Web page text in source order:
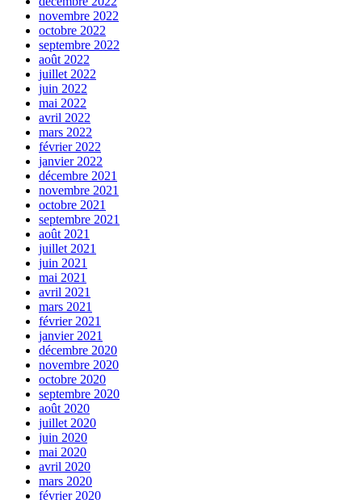
novembre 2022
octobre 2022
septembre 2022
août 2022
juillet 2022
juin 2022
mai 2022
avril 2022
mars 2022
février 2022
janvier 2022
décembre 2021
novembre 2021
octobre 2021
septembre 2021
août 2021
juillet 2021
juin 2021
mai 2021
avril 2021
mars 2021
février 2021
janvier 2021
décembre 2020
novembre 2020
octobre 2020
septembre 2020
août 2020
juillet 2020
juin 2020
mai 2020
avril 2020
mars 2020
février 2020